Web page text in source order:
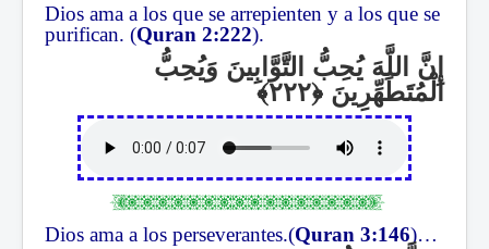
Dios ama a los que se arrepienten y a los que se
purifican. (Quran 2:222).
إِنَّ اللَّهَ يُحِبُّ التَّوَّابِينَ وَيُحِبُّ
الْمُتَطَهِّرِينَ
Dios ama a los perseverantes.(Quran 3:146)…